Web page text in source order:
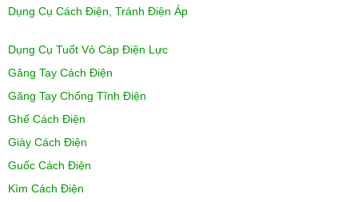
Dụng Cụ Cách Điện, Tránh Điện Áp
Dụng Cụ Tuốt Vỏ Cáp Điện Lực
Găng Tay Cách Điện
Găng Tay Chống Tĩnh Điện
Ghế Cách Điện
Giày Cách Điện
Guốc Cách Điện
Kìm Cách Điện